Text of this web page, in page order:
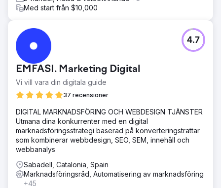
Med start från $10,000
EMFASI. Marketing Digital
Vi vill vara din digitala guide
37 recensioner
4.7
DIGITAL MARKNADSFÖRING OCH WEBDESIGN TJÄNSTER
Utmana dina konkurrenter med en digital
marknadsföringsstrategi baserad på konverteringstrattar
som kombinerar webbdesign, SEO, SEM, innehåll och
webbanalys
Sabadell, Catalonia, Spain
Marknadsföringsråd, Automatisering av marknadsföring
+45